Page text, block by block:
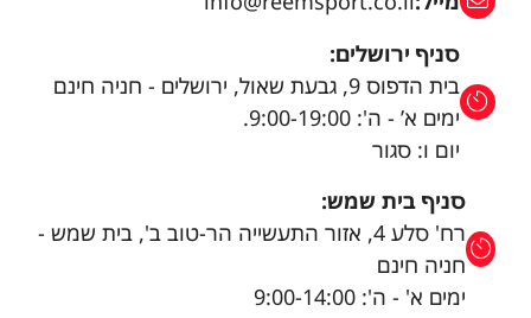
סניף ירושלים:
בית הדפוס 9, גבעת שאול, ירושלים - חניה חינם
ימים א’ - ה': 9:00-19:00.
יום ו: סגור
סניף בית שמש:
רח' סלע 4, אזור התעשייה הר-טוב ב', בית שמש -
חניה חינם
ימים א' - ה': 9:00-14:00